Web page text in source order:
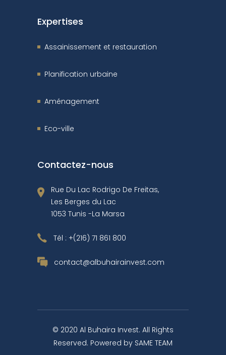
Expertises
Assainissement et restauration
Planification urbaine
Aménagement
Eco-ville
Contactez-nous
Rue Du Lac Rodrigo De Freitas,
Les Berges du Lac
1053 Tunis -La Marsa
Tél : +(216) 71 861 800
contact@albuhairainvest.com
© 2020 Al Buhaira Invest. All Rights
Reserved. Powered by SAME TEAM